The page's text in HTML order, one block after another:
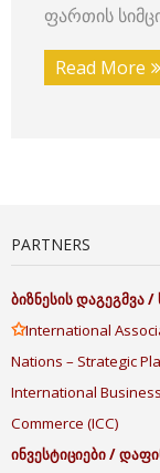
ფართის
Read More
PARTNERS
ბიზნესისდაგეგმვა/
✩International
Nations – Strategic
International
Commerce (ICC)
ინვესტიციები/